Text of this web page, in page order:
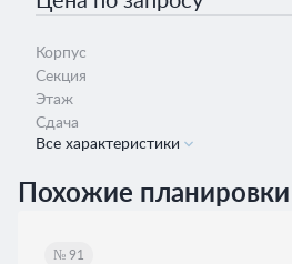
Корпус
Секция
Этаж
Сдача
Все характеристики
Похожие планировки
№ 91